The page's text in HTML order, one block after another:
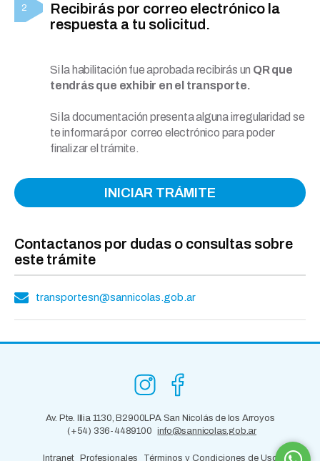
Recibirás por correo electrónico la
respuesta a tu solicitud.
Si la habilitación fue aprobada recibirás un QR que
tendrás que exhibir en el transporte.
Si la documentación presenta alguna irregularidad se
te informará por correo electrónico para poder
finalizar el trámite.
INICIAR TRÁMITE
Contactanos por dudas o consultas sobre
este trámite
transportesn@sannicolas.gob.ar
Av. Pte. Illia 1130, B2900LPA San Nicolás de los Arroyos
(+54) 336-4489100
info@sannicolas.gob.ar
Intranet Profesionales Términos y Condiciones de Uso